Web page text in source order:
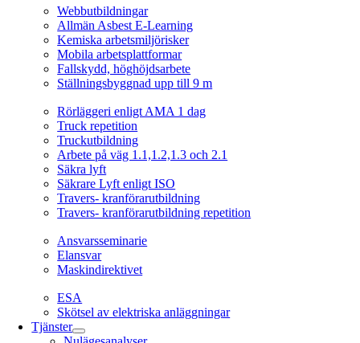
Webbutbildningar
Allmän Asbest E-Learning
Kemiska arbetsmiljörisker
Mobila arbetsplattformar
Fallskydd, höghöjdsarbete
Ställningsbyggnad upp till 9 m
Rörläggeri enligt AMA 1 dag
Truck repetition
Truckutbildning
Arbete på väg 1.1,1.2,1.3 och 2.1
Säkra lyft
Säkrare Lyft enligt ISO
Travers- kranförarutbildning
Travers- kranförarutbildning repetition
Ansvarsseminarie
Elansvar
Maskindirektivet
ESA
Skötsel av elektriska anläggningar
Tjänster